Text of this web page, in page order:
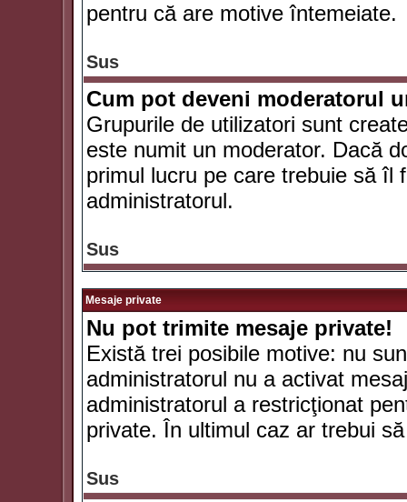
pentru că are motive întemeiate.
Sus
Cum pot deveni moderatorul
Grupurile de utilizatori sunt
este numit un moderator. Dacă
primul lucru pe care trebuie să îl
administratorul.
Sus
Mesaje private
Nu pot trimite mesaje private!
Există trei posibile motive: nu
administratorul nu a activat
administratorul a restricţionat
private. În ultimul caz ar trebui
Sus